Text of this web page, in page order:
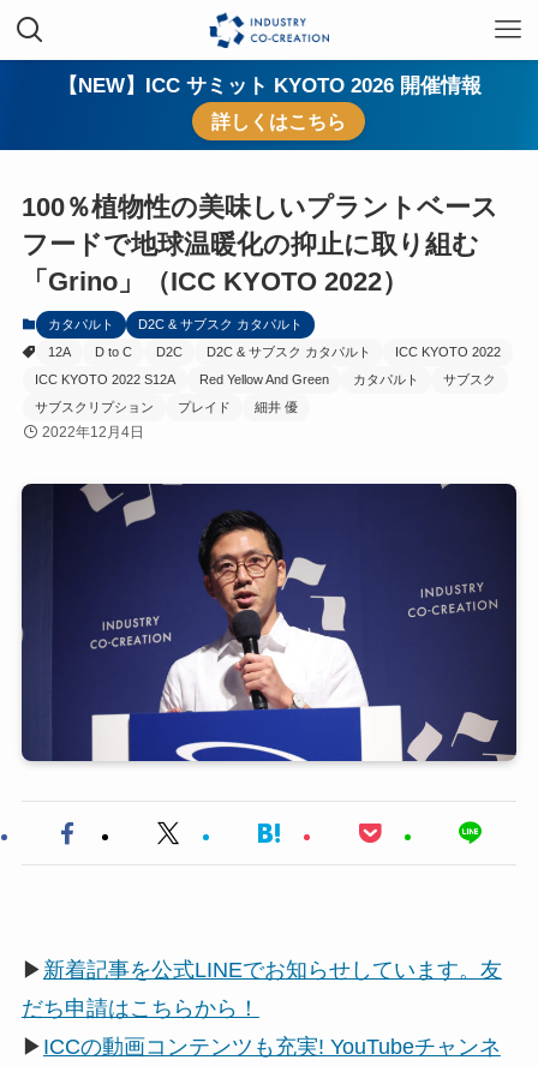
【NEW】ICC サミット KYOTO 2026 開催情報
詳しくはこちら
100％植物性の美味しいプラントベース
フードで地球温暖化の抑止に取り組む
「Grino」（ICC KYOTO 2022）
カタパルト
D2C & サブスク カタパルト
12A
D to C D2C D2C & サブスク カタパルト
ICC KYOTO 2022
ICC KYOTO 2022 S12A
Red Yellow And Green カタパルト
サブスク
サブスクリプション
プレイド 細井 優
2022年12月4日
▶ 新着記事を公式LINEでお知らせしています。友
だち申請はこちらから！
▶ ICCの動画コンテンツも充実! YouTubeチャンネ